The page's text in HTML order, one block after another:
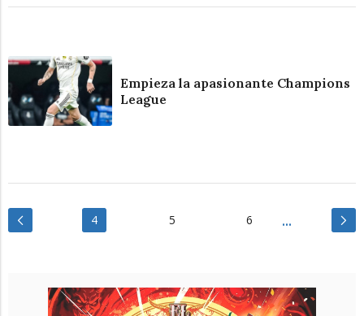
Empieza la apasionante Champions
League
4 5 6